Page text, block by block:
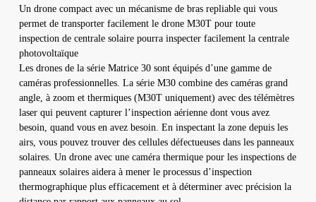
Un drone compact avec un mécanisme de bras repliable qui vous
permet de transporter facilement le drone M30T pour toute
inspection de centrale solaire pourra inspecter facilement la centrale
photovoltaïque
Les drones de la série Matrice 30 sont équipés d’une gamme de
caméras professionnelles. La série M30 combine des caméras grand
angle, à zoom et thermiques (M30T uniquement) avec des télémètres
laser qui peuvent capturer l’inspection aérienne dont vous avez
besoin, quand vous en avez besoin. En inspectant la zone depuis les
airs, vous pouvez trouver des cellules défectueuses dans les panneaux
solaires. Un drone avec une caméra thermique pour les inspections de
panneaux solaires aidera à mener le processus d’inspection
thermographique plus efficacement et à déterminer avec précision la